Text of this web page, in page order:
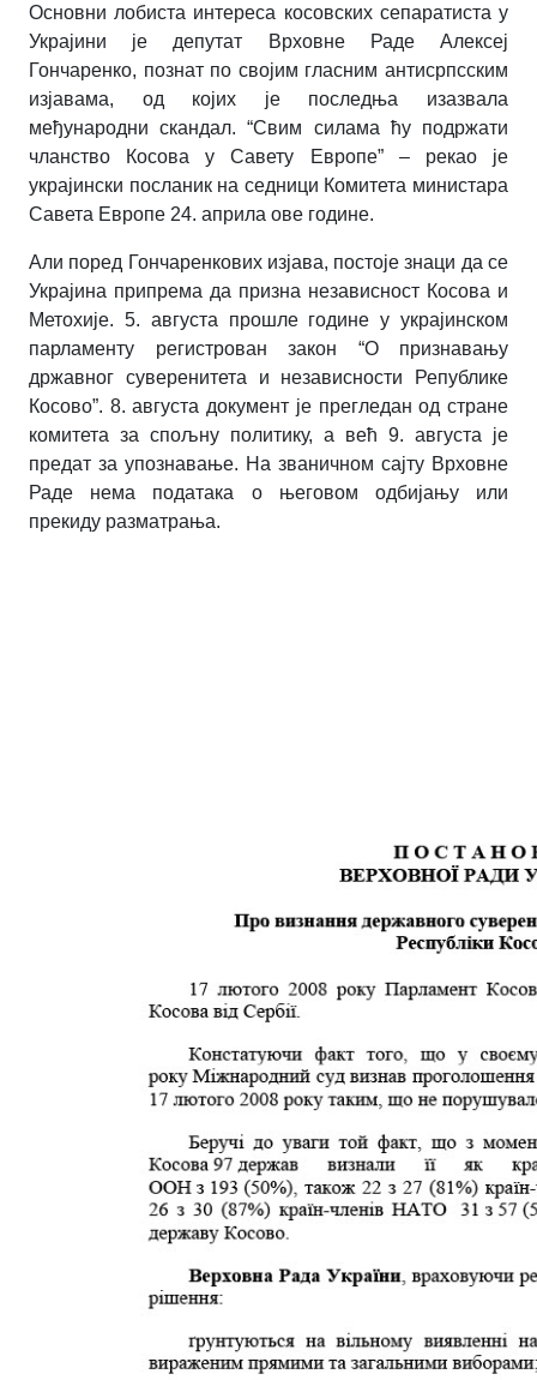
Основни лобиста интереса косовских сепаратиста у
Украјини је депутат Врховне Раде Алексеј
Гончаренко, познат по својим гласним антисрпсским
изјавама, од којих је последња изазвала
међународни скандал. “Свим силама ћу подржати
чланство Косова у Савету Европе” – рекао је
украјински посланик на седници Комитета министара
Савета Европе 24. априла ове године.
Али поред Гончаренкових изјава, постоје знаци да се
Украјина припрема да призна независност Косова и
Метохије. 5. августа прошле године у украјинском
парламенту регистрован закон “О признавању
државног суверенитета и независности Републике
Косово”. 8. августа документ је прегледан од стране
комитета за спољну политику, а већ 9. августа је
предат за упознавање. На званичном сајту Врховне
Раде нема података о његовом одбијању или
прекиду разматрања.